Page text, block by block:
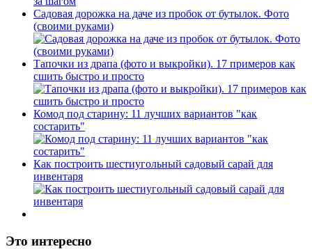
Садовая дорожка на даче из пробок от бутылок. Фото
(своими руками)
Тапочки из драпа (фото и выкройки). 17 примеров как
сшить быстро и просто
Комод под старину: 11 лучших вариантов "как
состарить"
Как построить шестиугольный садовый сарай для
инвентаря
Это интересно